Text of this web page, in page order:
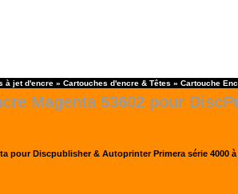
à jet d'encre » Cartouches d'encre & Têtes » Cartouche
Magenta 53602 pour
pour Discpublisher & Autoprinter Primera série 4000